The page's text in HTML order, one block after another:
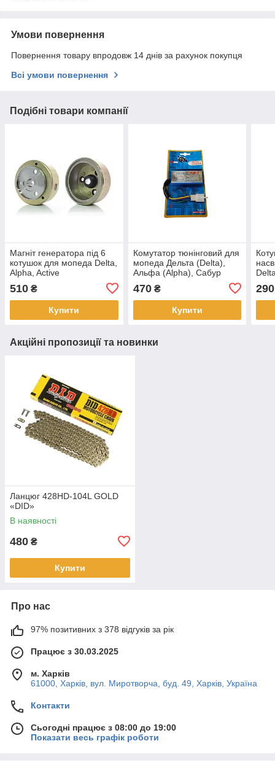
Умови повернення
Повернення товару впродовж 14 днів за рахунок покупця
Всі умови повернення
Подібні товари компанії
Магніт генератора під 6
котушок для мопеда Delta,
Alpha, Active
510 ₴
Купити
Комутатор тюнінговий для
мопеда Дельта (Delta),
Альфа (Alpha), Сабур
470₴
Купити
290
Акційні пропозиції та новинки
Ланцюг 428HD-104L GOLD
«DID»
В наявності
480 ₴
Купити
Про нас
97% позитивних з 378 відгуків за рік
Працює з 30.03.2025
м. Харків
61000, Харків, вул. Миротворча, буд. 49, Харків, Україна
Контакти
Сьогодні працює з 08:00 до 19:00
Показати весь графік роботи